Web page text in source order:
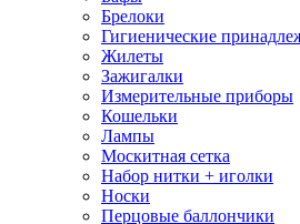
Брелоки
Гигиенические
Жилеты
Зажигалки
Измерительные приборы
Кошельки
Лампы
Москитная сетка
Набор нитки + иголки
Носки
Перцовые баллончики